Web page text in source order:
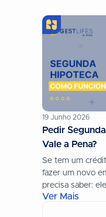
19 Junho 2026
Pedir
Vale a Pena?
Se tem um
fazer um novo
precisa saber:
para...
Ver Mais